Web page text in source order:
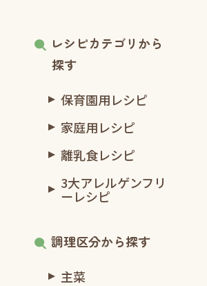
レシピカテゴリから
探す
保育園用レシピ
家庭用レシピ
離乳食レシピ
3大アレルゲンフリ
ーレシピ
調理区分から探す
主菜